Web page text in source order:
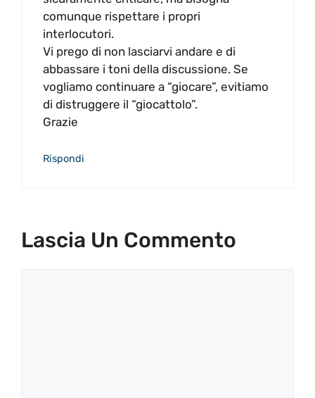
comunque rispettare i propri
interlocutori.
Vi prego di non lasciarvi andare e di
abbassare i toni della discussione. Se
vogliamo continuare a “giocare”, evitiamo
di distruggere il “giocattolo”.
Grazie
Rispondi
Lascia Un Commento